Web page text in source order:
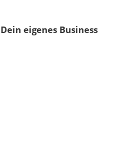
Dein eigenes Business